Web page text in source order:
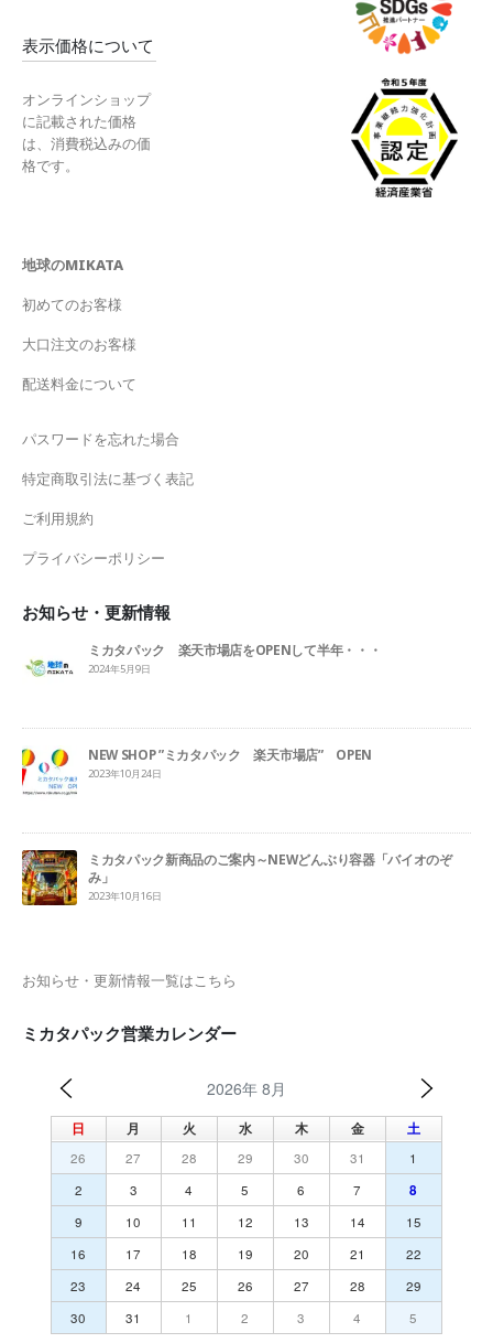
表示価格について
オンラインショップ
に記載された価格
は、消費税込みの価
格です。
地球のMIKATA
初めてのお客様
大口注文のお客様
配送料金について
パスワードを忘れた場合
特定商取引法に基づく表記
ご利用規約
プライバシーポリシー
お知らせ・更新情報
ミカタパック 楽天市場店をOPENして半年・・・
2024年5月9日
NEW SHOP ”ミカタパック 楽天市場店” OPEN
2023年10月24日
ミカタパック新商品のご案内～NEWどんぶり容器「バイオのぞ
み」
2023年10月16日
お知らせ・更新情報一覧はこちら
ミカタパック営業カレンダー
2026年 8月
日 月 火 水 木 金 土
26 27 28 29 30 31
1
2
3 4 5 6 7 8
9 10 11 12 13 14
15
16
17 18 19 20 21
22
23
24 25 26 27 28
29
30
31 1 2 3 4 5